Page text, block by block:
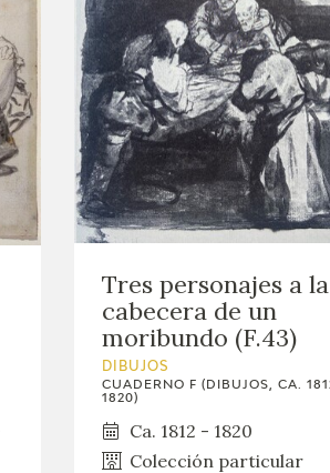
Tres personajes a la
cabecera de un
moribundo (F.43)
DIBUJOS
CUADERNO F (DIBUJOS, CA.
1820)
Ca. 1812 - 1820
Colección particular